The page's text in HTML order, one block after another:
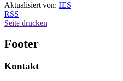
Aktualisiert von: IES
RSS
Seite drucken
Footer
Kontakt